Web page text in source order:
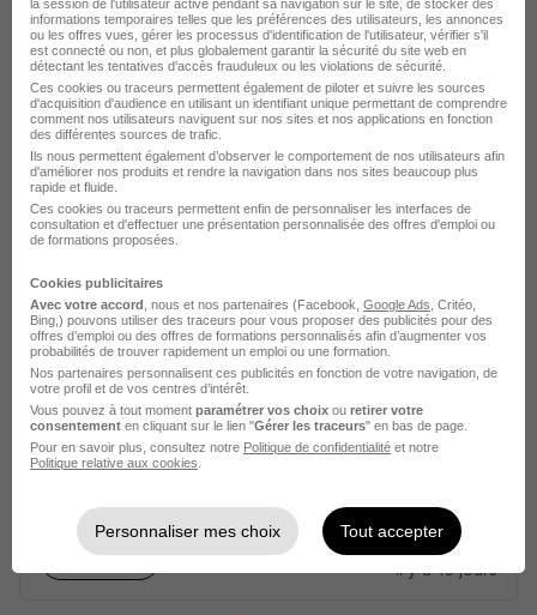
Azaé
Pontarlier - 25 CDI
Voir l’offre
il y a 13 jours
Auxiliaire de Vie - et Si vous Deveniez
la Personne qui Change une
Journée... H/F
Azaé
Voir l’offre
il y a 13 jours
la session de l'utilisateur active pendant sa navigation sur le site, de stocker des
informations temporaires telles que les préférences des utilisateurs, les annonces
ou les offres vues, gérer les processus d'identification de l'utilisateur, vérifier s'il
est connecté ou non, et plus globalement garantir la sécurité du site web en
détectant les tentatives d'accès frauduleux ou les violations de sécurité.
Ces cookies ou traceurs permettent également de piloter et suivre les sources
d'acquisition d'audience en utilisant un identifiant unique permettant de comprendre
comment nos utilisateurs naviguent sur nos sites et nos applications en fonction
des différentes sources de trafic.
Ils nous permettent également d’observer le comportement de nos utilisateurs afin
d'améliorer nos produits et rendre la navigation dans nos sites beaucoup plus
rapide et fluide.
Ces cookies ou traceurs permettent enfin de personnaliser les interfaces de
consultation et d'effectuer une présentation personnalisée des offres d'emploi ou
de formations proposées.
Cookies publicitaires
Avec votre accord , nous et nos partenaires (Facebook, Google Ads , Critéo,
Bing,) pouvons utiliser des traceurs pour vous proposer des publicités pour des
offres d’emploi ou des offres de formations personnalisés afin d’augmenter vos
probabilités de trouver rapidement un emploi ou une formation.
Nos partenaires personnalisent ces publicités en fonction de votre navigation, de
votre profil et de vos centres d’intérêt.
Vous pouvez à tout moment paramétrer vos choix ou retirer votre
consentement en cliquant sur le lien "Gérer les traceurs" en bas de page.
Pour en savoir plus, consultez notre Politique de confidentialité et notre
Politique relative aux cookies
Personnaliser mes choix Tout accepter